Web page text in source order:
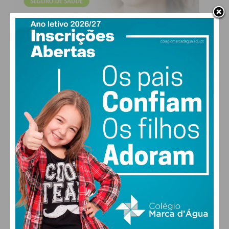
Subscreva a newsletter do
Imediato
Assine nossa newsletter por e-mail e
obtenha de forma regular a informação
atualizada.
Eu li e concordo com ostermos e
condições